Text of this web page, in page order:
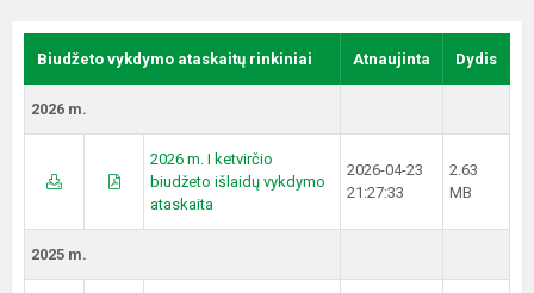
Biudžeto vykdymo ataskaitų rinkiniai Atnaujinta Dydis
2026 m.
2026 m. I ketvirčio
biudžeto išlaidų vykdymo
ataskaita
2026-04-23
21:27:33
2.63
MB
2025 m.